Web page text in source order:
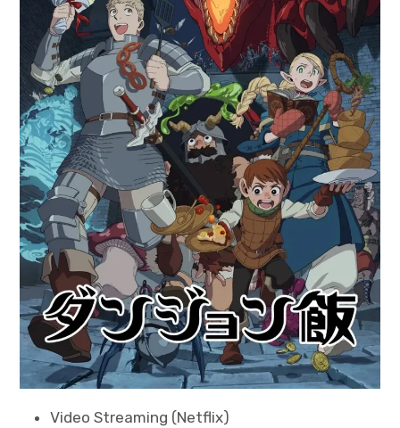
Blender Training
English
Video Streaming (Netflix)